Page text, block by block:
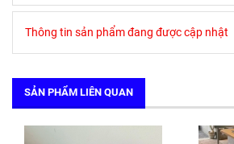
Thông tin sản phẩm đang được cập nhật
SẢN PHẨM LIÊN QUAN